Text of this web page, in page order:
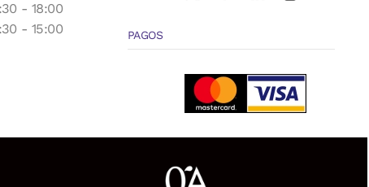
- 18:00
- 15:00 PAGOS